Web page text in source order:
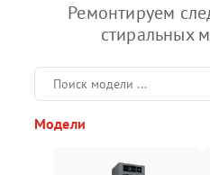
Ремонтируем
стиральных
Модели